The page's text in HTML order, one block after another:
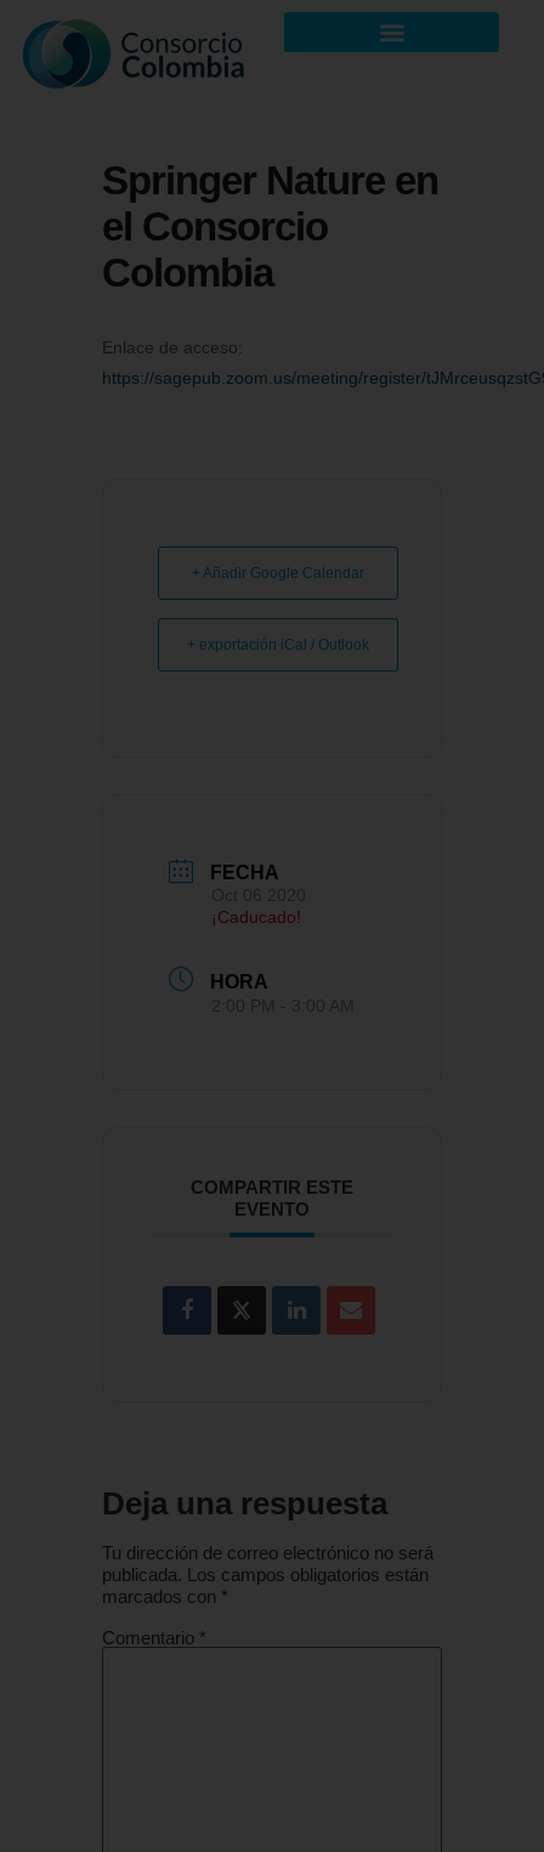
Springer Nature en
el Consorcio
Colombia
Enlace de acceso:
https://sagepub.zoom.us/meeting/register/
+ Añadir Google Calendar
+ exportación iCal / Outlook
FECHA
¡Caducado!
HORA
COMPARTIR ESTE
EVENTO
Deja una respuesta
Tu dirección de correo electrónico no será
publicada. Los campos obligatorios están
marcados con *
Comentario *